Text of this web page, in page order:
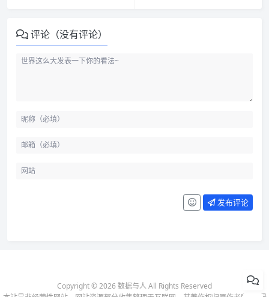
评论（没有评论）
发布评论
Copyright © 2026 数据与人 All Rights Reserved